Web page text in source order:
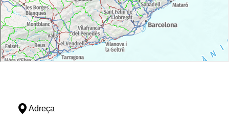
Adreça